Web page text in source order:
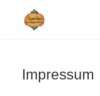
Impressum